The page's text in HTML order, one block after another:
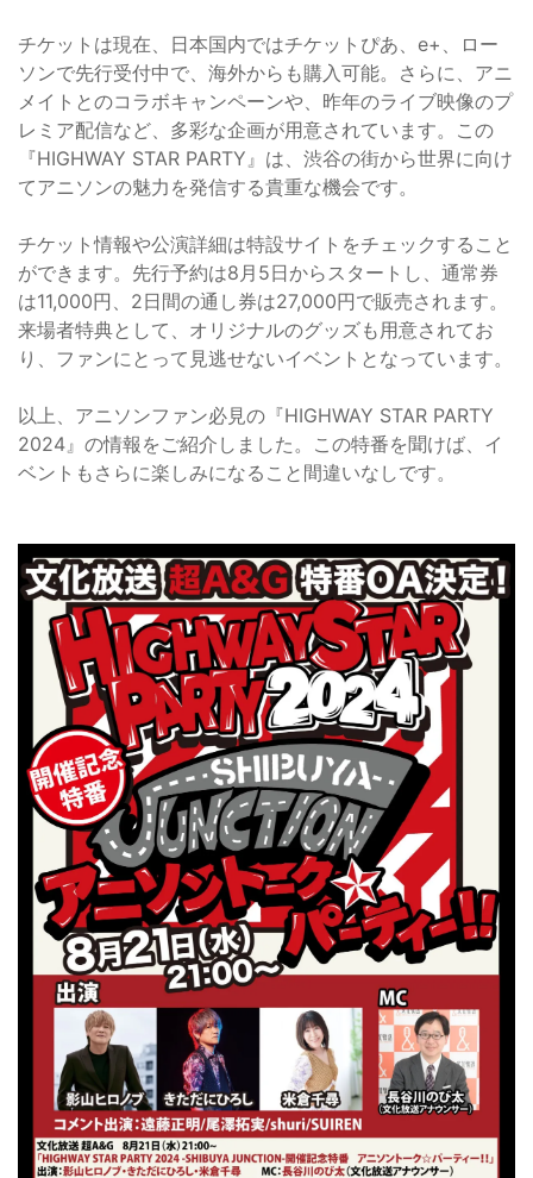
チケットは現在、日本国内ではチケットぴあ、e+、ロー
ソンで先行受付中で、海外からも購入可能。さらに、アニ
メイトとのコラボキャンペーンや、昨年のライブ映像のプ
レミア配信など、多彩な企画が用意されています。この
『HIGHWAY STAR PARTY』は、渋谷の街から世界に向け
てアニソンの魅力を発信する貴重な機会です。
チケット情報や公演詳細は特設サイトをチェックすること
ができます。先行予約は8月5日からスタートし、通常券
は11,000円、2日間の通し券は27,000円で販売されます。
来場者特典として、オリジナルのグッズも用意されてお
り、ファンにとって見逃せないイベントとなっています。
以上、アニソンファン必見の『HIGHWAY STAR PARTY
2024』の情報をご紹介しました。この特番を聞けば、イ
ベントもさらに楽しみになること間違いなしです。